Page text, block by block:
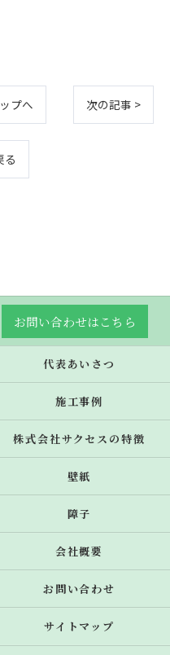
プへ 次の記事 >
る
お問い合わせはこちら
代表あいさつ
施工事例
株式会社サクセスの特徴
壁紙
障子
会社概要
お問い合わせ
サイトマップ